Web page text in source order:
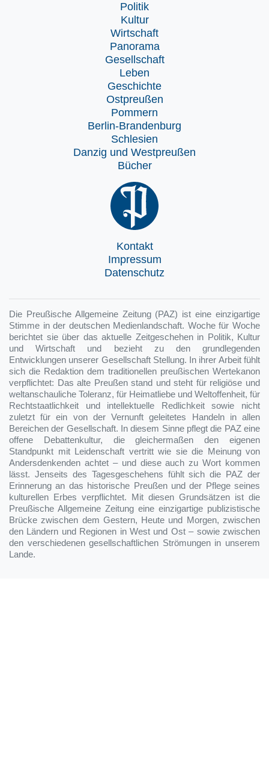
Politik
Kultur
Wirtschaft
Panorama
Gesellschaft
Leben
Geschichte
Ostpreußen
Pommern
Berlin-Brandenburg
Schlesien
Danzig und Westpreußen
Bücher
Kontakt
Impressum
Datenschutz
Die Preußische Allgemeine Zeitung (PAZ) ist eine einzigartige
Stimme in der deutschen Medienlandschaft. Woche für Woche
berichtet sie über das aktuelle Zeitgeschehen in Politik, Kultur
und Wirtschaft und bezieht zu den grundlegenden
Entwicklungen unserer Gesellschaft Stellung. In ihrer Arbeit fühlt
sich die Redaktion dem traditionellen preußischen Wertekanon
verpflichtet: Das alte Preußen stand und steht für religiöse und
weltanschauliche Toleranz, für Heimatliebe und Weltoffenheit, für
Rechtstaatlichkeit und intellektuelle Redlichkeit sowie nicht
zuletzt für ein von der Vernunft geleitetes Handeln in allen
Bereichen der Gesellschaft. In diesem Sinne pflegt die PAZ eine
offene Debattenkultur, die gleichermaßen den eigenen
Standpunkt mit Leidenschaft vertritt wie sie die Meinung von
Andersdenkenden achtet – und diese auch zu Wort kommen
lässt. Jenseits des Tagesgeschehens fühlt sich die PAZ der
Erinnerung an das historische Preußen und der Pflege seines
kulturellen Erbes verpflichtet. Mit diesen Grundsätzen ist die
Preußische Allgemeine Zeitung eine einzigartige publizistische
Brücke zwischen dem Gestern, Heute und Morgen, zwischen
den Ländern und Regionen in West und Ost – sowie zwischen
den verschiedenen gesellschaftlichen Strömungen in unserem
Lande.